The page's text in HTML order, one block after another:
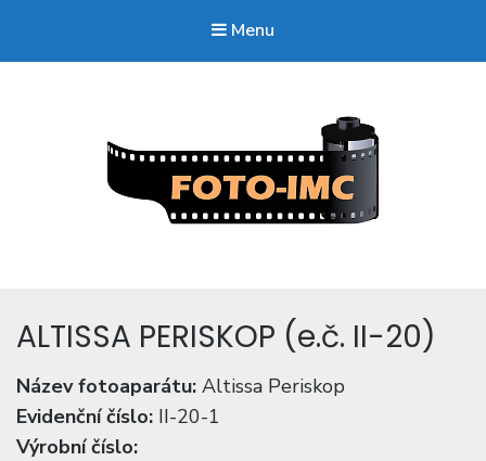
Menu
ALTISSA PERISKOP (e.č. II-20)
Název fotoaparátu: Altissa Periskop
Evidenční číslo: II-20-1
Výrobní číslo: